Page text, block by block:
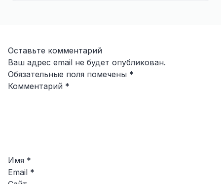
Оставьте комментарий
Ваш адрес email не будет опубликован.
Обязательные поля помечены *
Комментарий *
Имя *
Email *